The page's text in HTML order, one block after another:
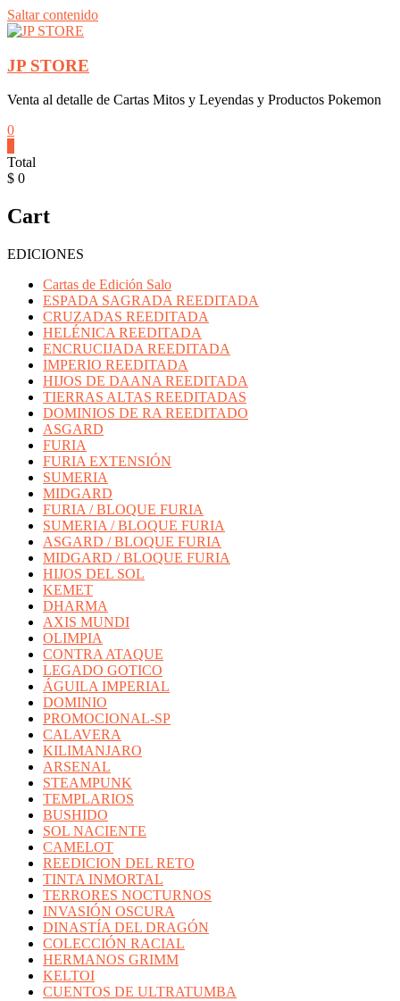
Saltar contenido
JP STORE
Venta al detalle de Cartas Mitos y Leyendas y Productos Pokemon
0
Total
$ 0
Cart
EDICIONES
Cartas de Edición Salo
ESPADA SAGRADA REEDITADA
CRUZADAS REEDITADA
HELÉNICA REEDITADA
ENCRUCIJADA REEDITADA
IMPERIO REEDITADA
HIJOS DE DAANA REEDITADA
TIERRAS ALTAS REEDITADAS
DOMINIOS DE RA REEDITADO
ASGARD
FURIA
FURIA EXTENSIÓN
SUMERIA
MIDGARD
FURIA / BLOQUE FURIA
SUMERIA / BLOQUE FURIA
ASGARD / BLOQUE FURIA
MIDGARD / BLOQUE FURIA
HIJOS DEL SOL
KEMET
DHARMA
AXIS MUNDI
OLIMPIA
CONTRA ATAQUE
LEGADO GOTICO
ÁGUILA IMPERIAL
DOMINIO
PROMOCIONAL-SP
CALAVERA
KILIMANJARO
ARSENAL
STEAMPUNK
TEMPLARIOS
BUSHIDO
SOL NACIENTE
CAMELOT
REEDICION DEL RETO
TINTA INMORTAL
TERRORES NOCTURNOS
INVASIÓN OSCURA
DINASTÍA DEL DRAGÓN
COLECCIÓN RACIAL
HERMANOS GRIMM
KELTOI
CUENTOS DE ULTRATUMBA